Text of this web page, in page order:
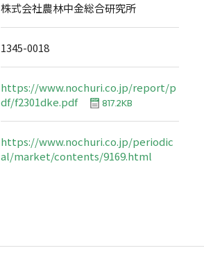
株式会社農林中金総合研究所
1345-0018
https://www.nochuri.co.jp/report/p
df/f2301dke.pdf
817.2KB
https://www.nochuri.co.jp/periodic
al/market/contents/9169.html